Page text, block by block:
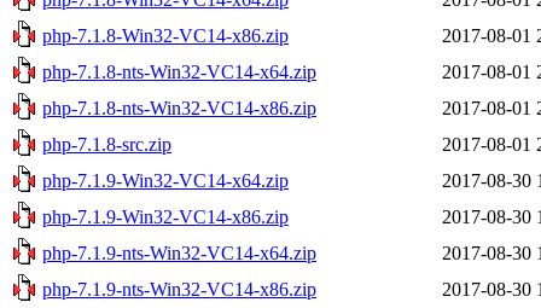
php-7.1.8-Win32-VC14-x86.zip
2017-08-01
php-7.1.8-nts-Win32-VC14-x64.zip
2017-08-01
php-7.1.8-nts-Win32-VC14-x86.zip
2017-08-01
php-7.1.8-src.zip
2017-08-01
php-7.1.9-Win32-VC14-x64.zip
2017-08-30
php-7.1.9-Win32-VC14-x86.zip
2017-08-30
php-7.1.9-nts-Win32-VC14-x64.zip
2017-08-30
php-7.1.9-nts-Win32-VC14-x86.zip
2017-08-30